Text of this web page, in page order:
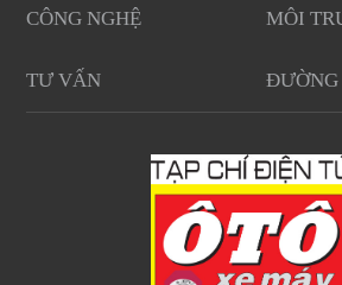
CÔNG NGHỆ MÔI
TƯ VẤN